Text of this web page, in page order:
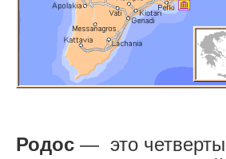
Родос — это